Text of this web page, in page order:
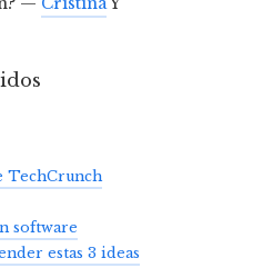
TechCrunch
software
estas 3 ideas